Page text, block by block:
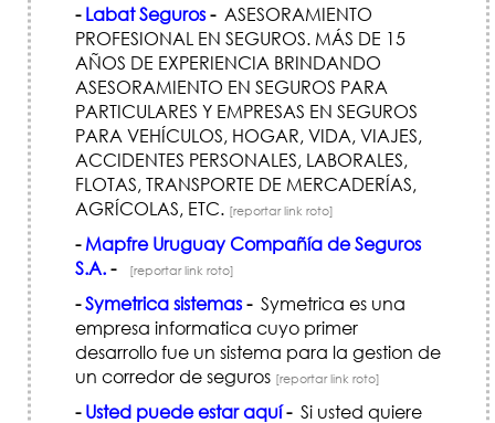
- Labat Seguros-ASESORAMIENTO
PROFESIONAL EN SEGUROS. MÁS DE 15
AÑOS DE EXPERIENCIA BRINDANDO
ASESORAMIENTO EN SEGUROS PARA
PARTICULARES Y EMPRESAS EN SEGUROS
PARA VEHÍ­CULOS, HOGAR, VIDA, VIAJES,
ACCIDENTES PERSONALES, LABORALES,
FLOTAS, TRANSPORTE DE MERCADERÍ­AS,
AGRÍ­COLAS, ETC. [reportar link roto]
- Mapfre Uruguay Compañía de Seguros
S.A.- [reportar link roto]
-Symetrica sistemas-Symetrica es una
empresa informatica cuyo primer
desarrollo fue un sistema para la gestion de
un corredor de seguros [reportar link roto]
- Usted puede estar aquí-Si usted quiere